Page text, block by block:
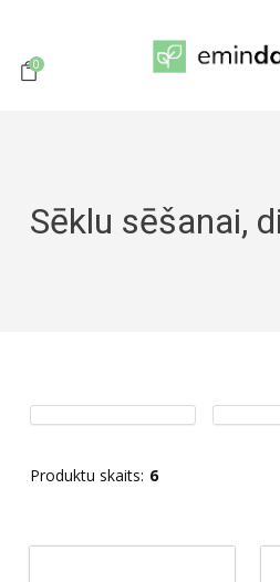
0
Sēklu sēšanai,
Produktu skaits: 6